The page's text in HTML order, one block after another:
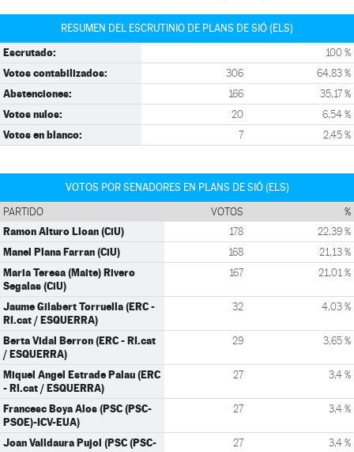
RESUMEN DEL ESCRUTINIO DE PLANS DE SIÓ (ELS)
Escrutado: 100 %
Votos contabilizados: 306 64,83 %
Abstenciones: 166 35,17 %
Votos nulos: 20 6,54 %
Votos en blanco: 7 2,45 %
VOTOS POR SENADORES EN PLANS DE SIÓ (ELS)
PARTIDO VOTOS %
Ramon Alturo Lloan (CiU) 178 22,39 %
Manel Plana Farran (CiU) 168 21,13 %
Maria Teresa (Maite) Rivero
Segalas (CiU)
167 21,01 %
Jaume Gilabert Torruella (ERC -
RI.cat / ESQUERRA)
32 4,03 %
Berta Vidal Berron (ERC - RI.cat
/ ESQUERRA)
29 3,65 %
Miquel Angel Estrade Palau (ERC
- RI.cat / ESQUERRA)
27 3,4 %
Francesc Boya Alos (PSC (PSC-
PSOE)-ICV-EUA)
27 3,4 %
Joan Valldaura Pujol (PSC (PSC-
27 3,4 %